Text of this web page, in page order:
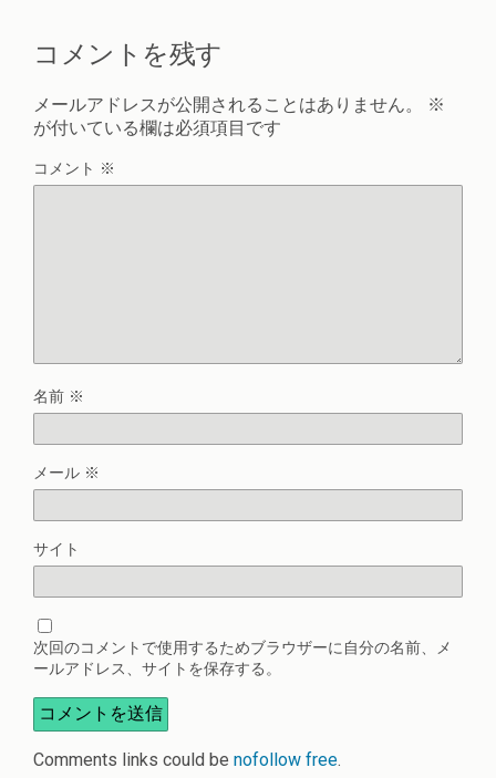
コメントを残す
メールアドレスが公開されることはありません。
※
が付いている欄は必須項目です
コメント ※
名前 ※
メール ※
サイト
次回のコメントで使用するためブラウザーに自分の名前、メ
ールアドレス、サイトを保存する。
Comments links could be nofollow free.